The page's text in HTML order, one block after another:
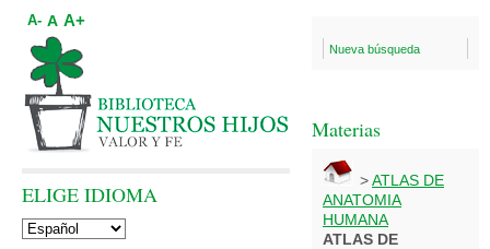
Nueva búsqueda
Materias
>ATLAS DE
ANATOMIA
HUMANA
ATLAS DE
A- A A+
ELIGE IDIOMA